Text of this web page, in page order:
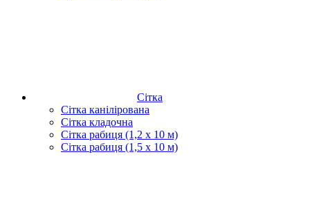
Сітка
Сітка канілірована
Сітка кладочна
Сітка рабиця (1,2 x 10 м)
Сітка рабиця (1,5 x 10 м)